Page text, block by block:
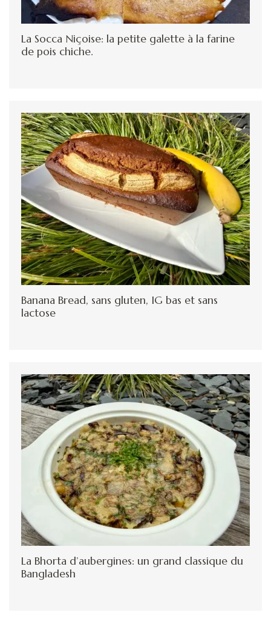
La Socca Niçoise: la petite galette à la farine
de pois chiche.
Banana Bread, sans gluten, IG bas et sans
lactose
La Bhorta d’aubergines: un grand classique du
Bangladesh